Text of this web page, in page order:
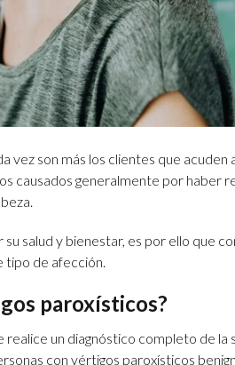
vez son más los clientes que acuden
causados generalmente por haber
salud y bienestar, es por ello que
tipo de afección.
paroxísticos?
un diagnóstico completo de
con vértigos paroxísticos